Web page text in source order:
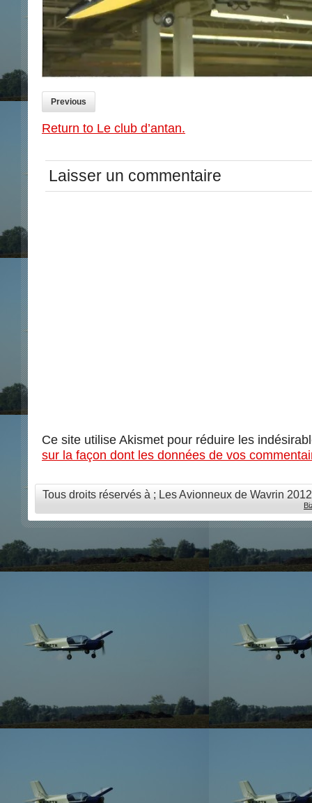
Previous
Return to Le club d’antan.
Laisser un commentaire
Ce site utilise Akismet pour réduire les
sur la façon dont les données de vos
Tous droits réservés à ; Les Avionneux de Wavrin